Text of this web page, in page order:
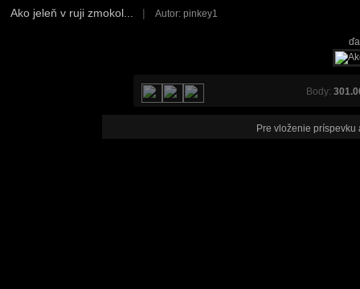
Ako jeleň v ruji zmokol... | Autor: pinkey1
Body:
Pre vloženie